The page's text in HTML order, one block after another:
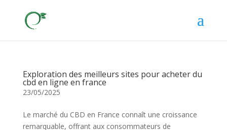
Exploration des meilleurs sites pour acheter du
cbd en ligne en france
23/05/2025
Le marché du CBD en France connaît une croissance
remarquable, offrant aux consommateurs de